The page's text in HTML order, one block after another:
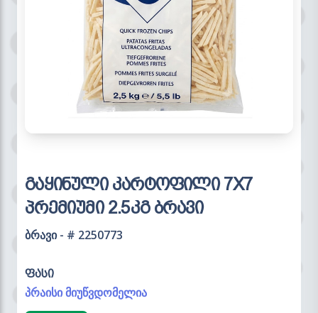
გაყინული კარტოფილი 7X7
პრემიუმი 2.5კგ ბრავი
ბრავი - # 2250773
ფასი
პრაისი მიუწვდომელია